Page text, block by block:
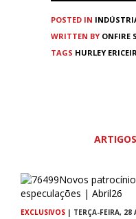
POSTED IN
WRITTEN BY ONFIRE
TAGS HURLEY
EXCLUSIVOS | TERÇA-FEIRA, 28